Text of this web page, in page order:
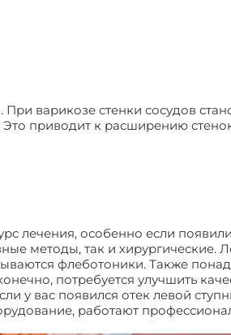
варикозе стенки сосудов
приводит к расширению
лечения, особенно если
методы, так и хирургические.
флеботоники. Также
потребуется улучшить
у вас появился отек левой
работают